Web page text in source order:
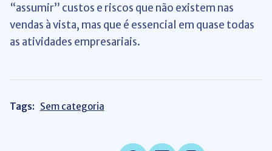
“assumir” custos e riscos que não existem nas
vendas à vista, mas que é essencial em quase todas
as atividades empresariais.
Tags: Sem categoria